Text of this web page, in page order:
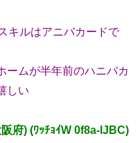
キルはアニバカードで
ームが半年前のハニバカ
しい
府) (ﾜｯﾁｮｲW 0f8a-lJBC)